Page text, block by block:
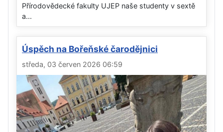
Přírodovědecké fakulty UJEP naše studenty v sextě
a...
Úspěch na Bořeňské čarodějnici
středa, 03 červen 2026 06:59